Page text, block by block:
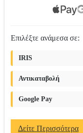
Επιλέξτε ανάμεσα σε:
IRIS
Αντικαταβολή
Google Pay
Δείτε Περισσότερα